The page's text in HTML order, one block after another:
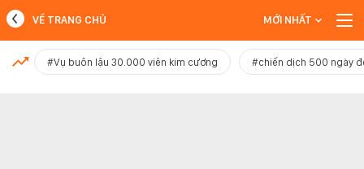
MỚI NHẤT
VỀ TRANG CHỦ MỚI NHẤT
#Vụ buôn lậu 30.000 viên kim cương #chiến dịch 500 ngày